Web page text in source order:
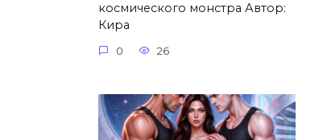
космического монстра Автор:
Кира
0 26